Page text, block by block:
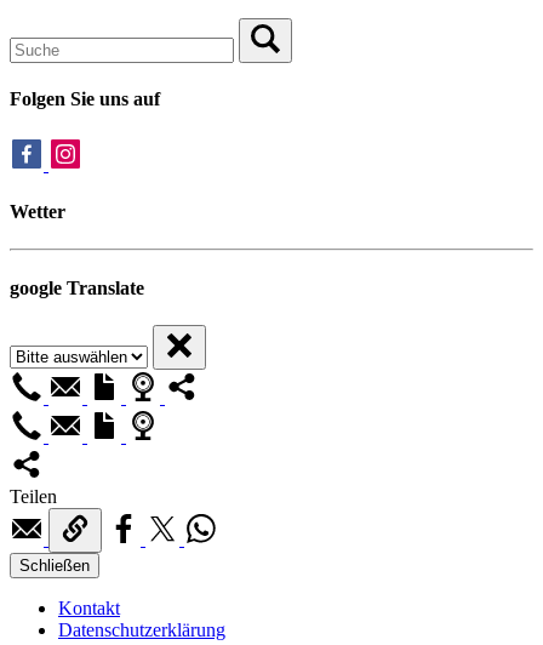
Folgen Sie uns auf
Wetter
google Translate
Teilen
Schließen
Kontakt
Datenschutzerklärung